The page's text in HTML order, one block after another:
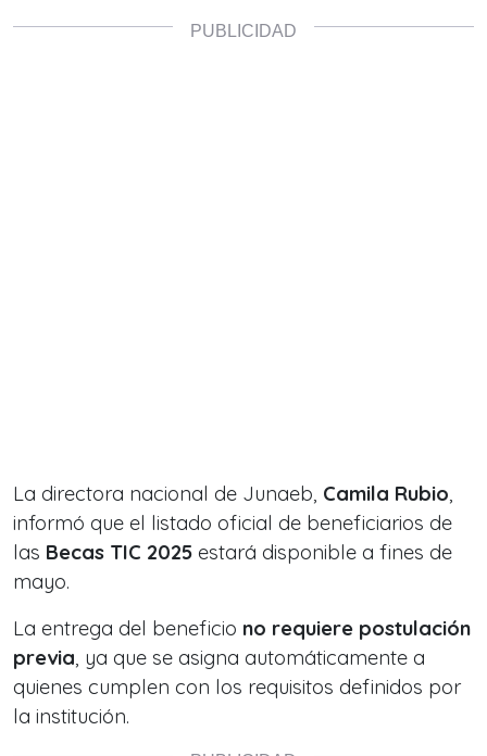
La directora nacional de Junaeb, Camila Rubio,
informó que el listado oficial de beneficiarios de
las Becas TIC 2025 estará disponible a fines de
mayo.
La entrega del beneficio no requiere postulación
previa, ya que se asigna automáticamente a
quienes cumplen con los requisitos definidos por
la institución.